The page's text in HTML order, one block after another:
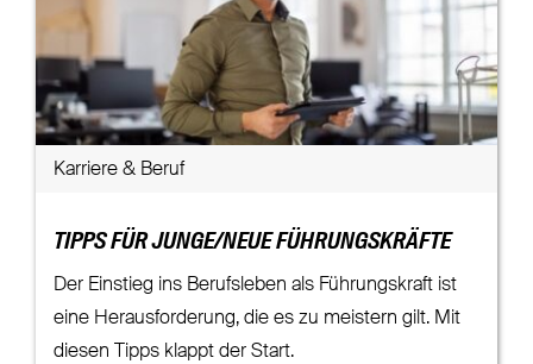
Karriere & Beruf
TIPPS FÜR JUNGE/NEUE FÜHRUNGSKRÄFTE
Der Einstieg ins Berufsleben als Führungskraft ist
eine Herausforderung, die es zu meistern gilt. Mit
diesen Tipps klappt der Start.